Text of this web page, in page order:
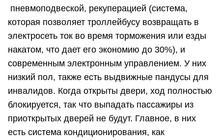
пневмоподвеской, рекуперацией (система,
которая позволяет троллейбусу возвращать в
электросеть ток во время торможения или езды
накатом, что дает его экономию до 30%), и
современным электронным управлением. У них
низкий пол, также есть выдвижные пандусы для
инвалидов. Когда открыты двери, ход полностью
блокируется, так что выпадать пассажиры из
приоткрытых дверей не будут. Главное, в них
есть система кондиционирования, как